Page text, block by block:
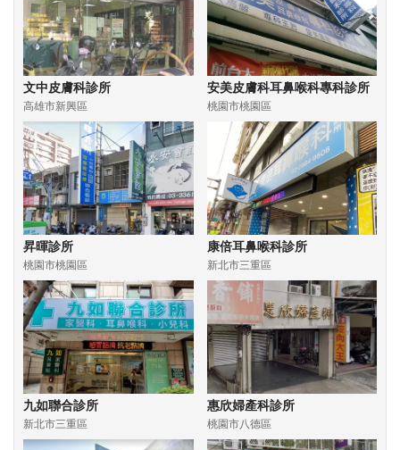
文中皮膚科診所
高雄市新興區
安美皮膚科耳鼻喉科專科診所
桃園市桃園區
昇暉診所
桃園市桃園區
康倍耳鼻喉科診所
新北市三重區
九如聯合診所
新北市三重區
惠欣婦產科診所
桃園市八德區